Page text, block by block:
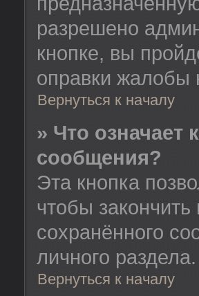
разрешено
кнопке, вы
оправки жалобы
Вернуться к началу
» Что означает
сообщения?
Эта кнопка
чтобы закончить
сохранённого
личного раздела.
Вернуться к началу